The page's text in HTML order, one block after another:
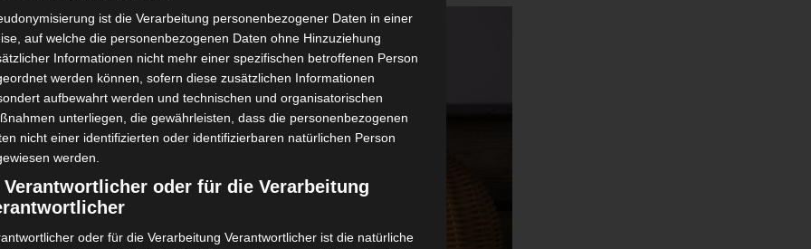
ist die Verarbeitung personenbezogener Daten in einer
auf welche die personenbezogenen Daten ohne Hinzuziehung
Informationen nicht mehr einer spezifischen betroffenen Person
werden können, sofern diese zusätzlichen Informationen
aufbewahrt werden und technischen und organisatorischen
unterliegen, die gewährleisten, dass die personenbezogenen
nicht einer identifizierten oder identifizierbaren natürlichen Person
werden.
Verantwortlicher oder für die Verarbeitung
oder für die Verarbeitung Verantwortlicher ist die natürliche